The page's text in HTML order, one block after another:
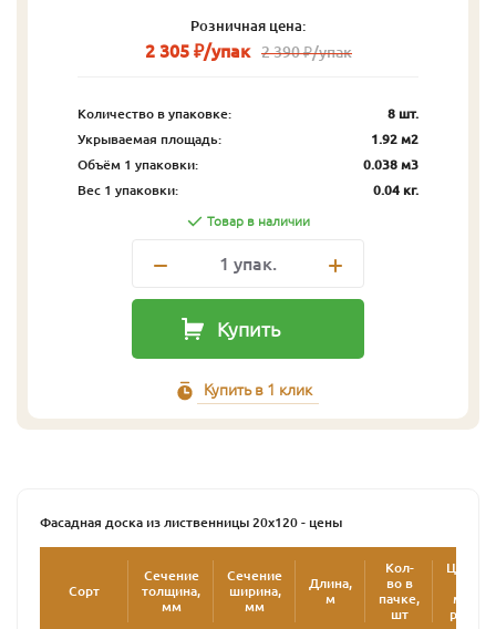
Розничная цена:
2 305 ₽/упак 2 390 ₽/упак
Количество в упаковке:
8 шт.
Укрываемая площадь:
1.92 м2
Объём 1 упаковки:
0.038 м3
Вес 1 упаковки:
0.04 кг.
Товар в наличии
1 упак.
Купить
Купить в 1 клик
Фасадная доска из лиственницы 20х120 - цены
Сорт
Сечение
толщина,
мм
Сечение
ширина,
мм
Длина,
м
Кол-
во в
пачке,
шт
Цена
м
руб.